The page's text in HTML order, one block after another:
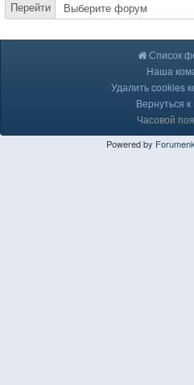
Перейти
Список
Наша
Удалить cookies
Вернуться
Часовой
Powered by